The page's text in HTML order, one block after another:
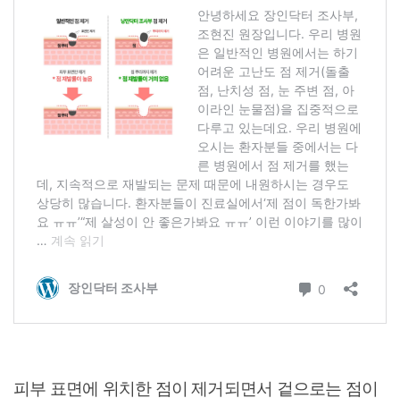
피부 표면에 위치한 점이 제거되면서 겉으로는 점이